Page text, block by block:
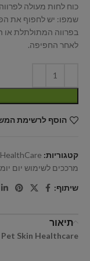
כוח לחות מעולה
שמפו: יש לחפוף את
בפרווה המתולתלת או
לאחר החפיפה.
הוסף לרשימת
קטגוריות:
מרככים לשימוש יום
שיתוף:
תיאור
Pet Skin Healthcare